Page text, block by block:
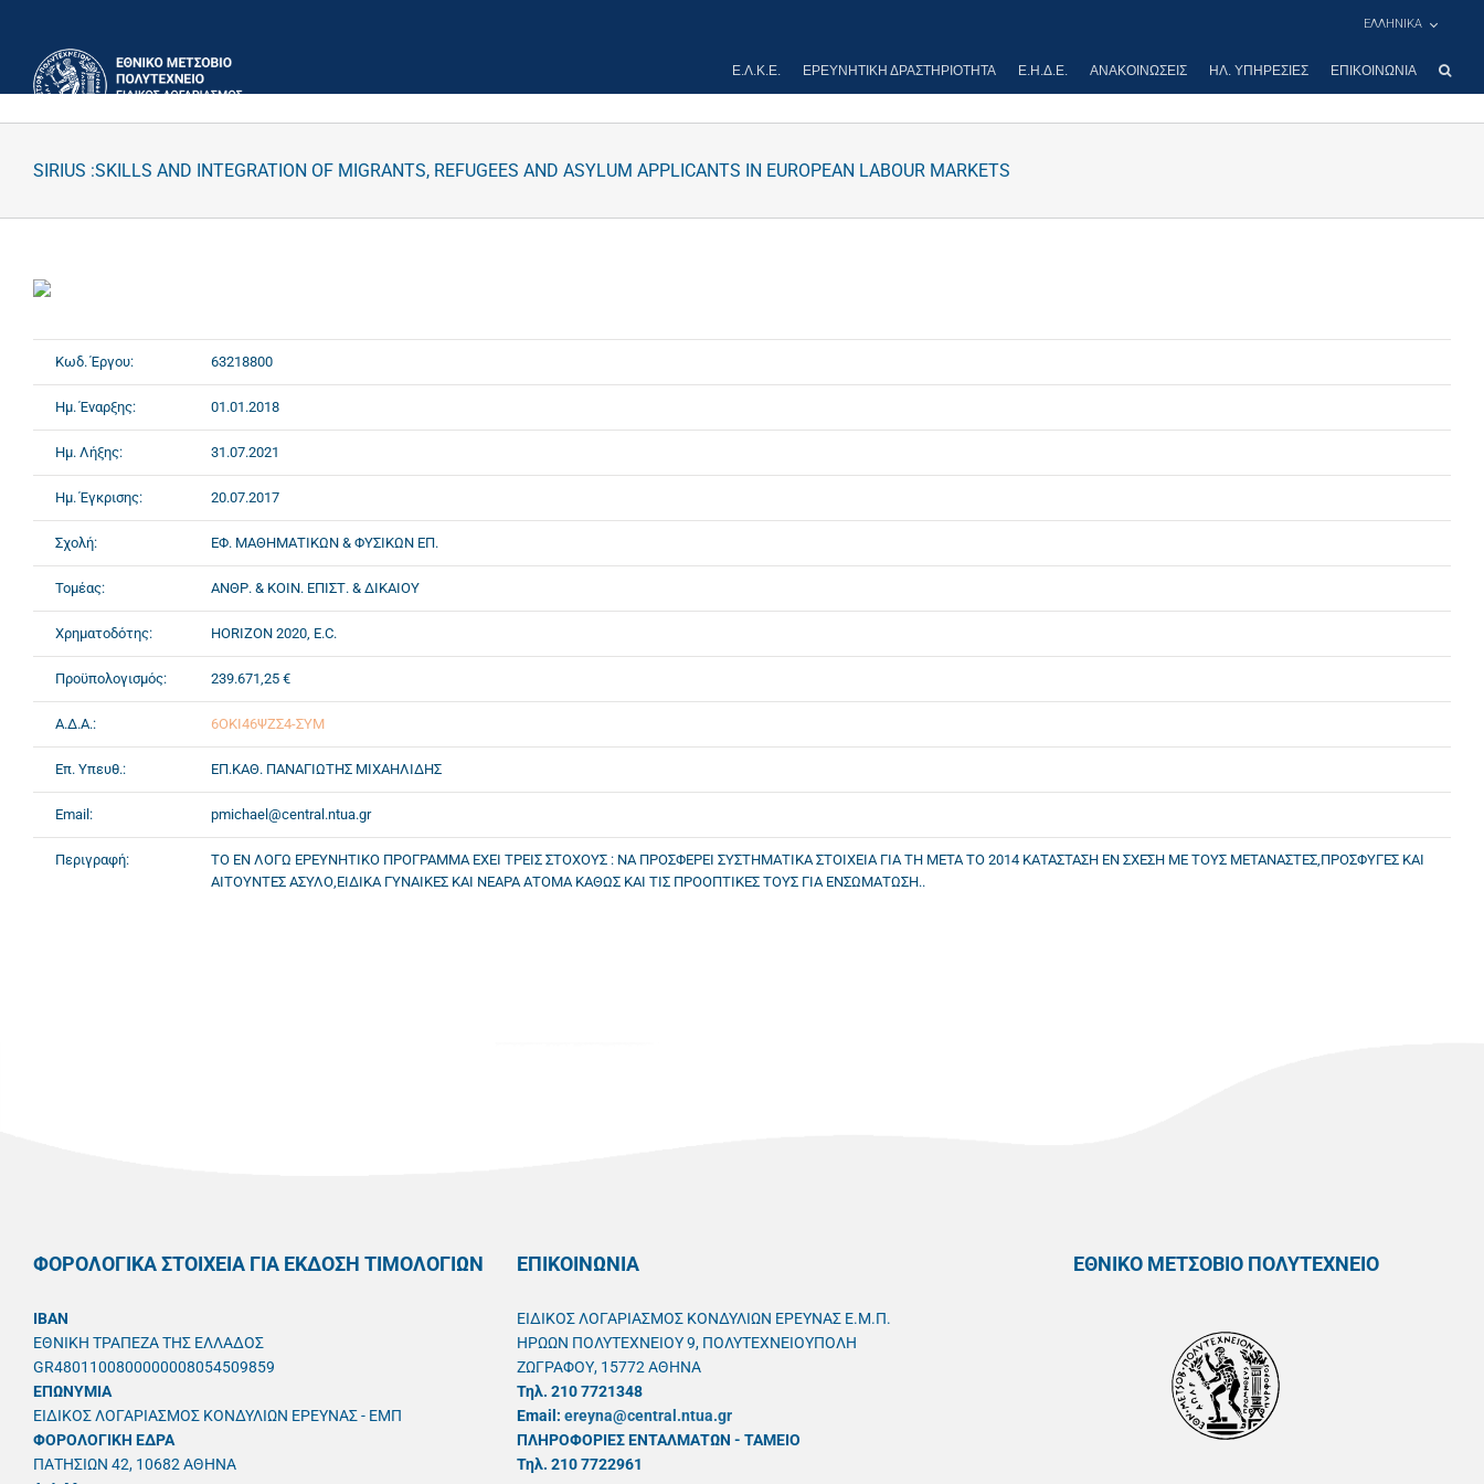
περιεχόμενο
ΕΛΛΗΝΙΚΑ
Ε.Λ.Κ.Ε. ΕΡΕΥΝΗΤΙΚΉ ΔΡΑΣΤΗΡΙΌΤΗΤΑ Ε.Η.Δ.Ε. ΑΝΑΚΟΙΝΏΣΕΙΣ ΗΛ. ΥΠΗΡΕΣΊΕΣ ΕΠΙΚΟΙΝΩΝΊΑ
SIRIUS :SKILLS AND INTEGRATION OF MIGRANTS, REFUGEES AND ASYLUM APPLICANTS IN EUROPEAN LABOUR MARKETS
Κωδ. Έργου: 63218800
Ημ. Έναρξης: 01.01.2018
Ημ. Λήξης: 31.07.2021
Ημ. Έγκρισης: 20.07.2017
Σχολή: ΕΦ. ΜΑΘΗΜΑΤΙΚΩΝ & ΦΥΣΙΚΩΝ ΕΠ.
Τομέας: ΑΝΘΡ. & ΚΟΙΝ. ΕΠΙΣΤ. & ΔΙΚΑΙΟΥ
Χρηματοδότης: HORIZON 2020, E.C.
Προϋπολογισμός: 239.671,25 €
Α.Δ.Α.: 6ΟΚΙ46ΨΖΣ4-ΣΥΜ
Επ. Υπευθ.: ΕΠ.ΚΑΘ. ΠΑΝΑΓΙΩΤΗΣ ΜΙΧΑΗΛΙΔΗΣ
Email: pmichael@central.ntua.gr
Περιγραφή:
ΤΟ ΕΝ ΛΟΓΩ ΕΡΕΥΝΗΤΙΚΟ ΠΡΟΓΡΑΜΜΑ ΕΧΕΙ ΤΡΕΙΣ ΣΤΟΧΟΥΣ : ΝΑ ΠΡΟΣΦΕΡΕΙ ΣΥΣΤΗΜΑΤΙΚΑ ΣΤΟΙΧΕΙΑ ΓΙΑ ΤΗ ΜΕΤΑ ΤΟ 2014 ΚΑΤΑΣΤΑΣΗ ΕΝ ΣΧΕΣΗ ΜΕ ΤΟΥΣ ΜΕΤΑΝΑΣΤΕΣ,ΠΡΟΣΦΥΓΕΣ ΚΑΙ
ΑΙΤΟΥΝΤΕΣ ΑΣΥΛΟ,ΕΙΔΙΚΑ ΓΥΝΑΙΚΕΣ ΚΑΙ ΝΕΑΡΑ ΑΤΟΜΑ ΚΑΘΩΣ ΚΑΙ ΤΙΣ ΠΡΟΟΠΤΙΚΕΣ ΤΟΥΣ ΓΙΑ ΕΝΣΩΜΑΤΩΣΗ..
ΦΟΡΟΛΟΓΙΚΑ ΣΤΟΙΧΕΙΑ ΓΙΑ ΕΚΔΟΣΗ ΤΙΜΟΛΟΓΙΩΝ
IBAN
ΕΘΝΙΚΗ ΤΡΑΠΕΖΑ ΤΗΣ ΕΛΛΑΔΟΣ
GR4801100800000008054509859
ΕΠΩΝΥΜΙΑ
ΕΙΔΙΚΟΣ ΛΟΓΑΡΙΑΣΜΟΣ ΚΟΝΔΥΛΙΩΝ ΕΡΕΥΝΑΣ - ΕΜΠ
ΦΟΡΟΛΟΓΙΚΗ ΕΔΡΑ
ΠΑΤΗΣΙΩΝ 42, 10682 ΑΘΗΝΑ
ΕΠΙΚΟΙΝΩΝΙΑ
ΕΙΔΙΚΟΣ ΛΟΓΑΡΙΑΣΜΟΣ ΚΟΝΔΥΛΙΩΝ ΕΡΕΥΝΑΣ Ε.Μ.Π.
ΗΡΩΩΝ ΠΟΛΥΤΕΧΝΕΙΟΥ 9, ΠΟΛΥΤΕΧΝΕΙΟΥΠΟΛΗ
ΖΩΓΡΑΦΟΥ, 15772 ΑΘΗΝΑ
Τηλ. 210 7721348
Email: ereyna@central.ntua.gr
ΠΛΗΡΟΦΟΡΙΕΣ ΕΝΤΑΛΜΑΤΩΝ - ΤΑΜΕΙΟ
Τηλ. 210 7722961
ΕΘΝΙΚΟ ΜΕΤΣΟΒΙΟ ΠΟΛΥΤΕΧΝΕΙΟ